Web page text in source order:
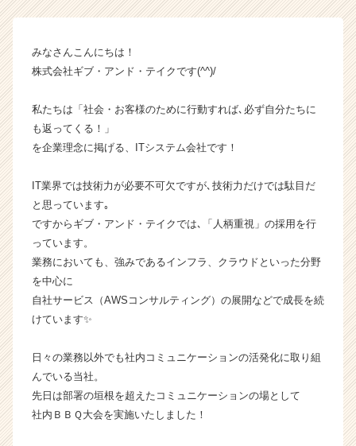
ン】
ベ
チ
ー・
企
か
ス
が
く
就
みなさんこんにちは！
株式会社ギブ・アンド・テイクです(^^)/
私たちは「社会・お客様のために行動すれば､必ず自分たちに
も返ってくる！」
を企業理念に掲げる、ITシステム会社です！
IT業界では技術力が必要不可欠ですが､技術力だけでは駄目だ
と思っています｡
ですからギブ・アンド・テイクでは､「人柄重視」の採用を行
っています。
業務においても、強みであるインフラ、クラウドといった分野
を中心に
自社サービス（AWSコンサルティング）の展開などで成長を続
けています✨
日々の業務以外でも社内コミュニケーションの活発化に取り組
んでいる当社。
先日は部署の垣根を超えたコミュニケーションの場として
社内ＢＢＱ大会を実施いたしました！